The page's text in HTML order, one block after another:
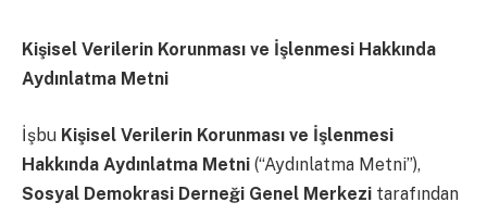
Kişisel Verilerin Korunması ve İşlenmesi Hakkında
Aydınlatma Metni
İşbu Kişisel Verilerin Korunması ve İşlenmesi
Hakkında Aydınlatma Metni (“Aydınlatma Metni”),
Sosyal Demokrasi Derneği Genel Merkezi tarafından